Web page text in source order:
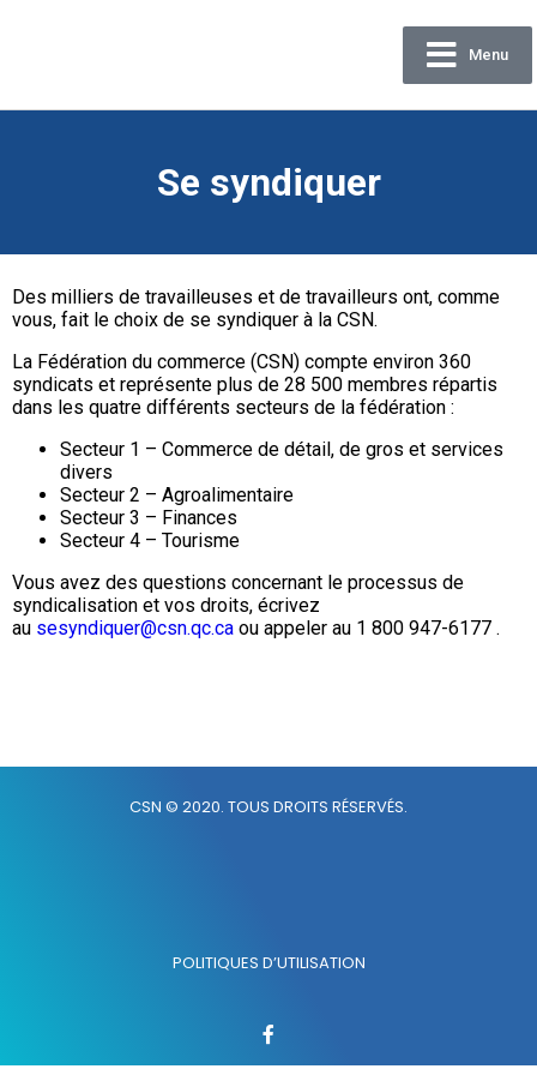
Menu
Se syndiquer
Des milliers de travailleuses et de travailleurs ont, comme
vous, fait le choix de se syndiquer à la CSN.
La Fédération du commerce (CSN) compte environ 360
syndicats et représente plus de 28 500 membres répartis
dans les quatre différents secteurs de la fédération :
Secteur 1 – Commerce de détail, de gros et services
divers
Secteur 2 – Agroalimentaire
Secteur 3 – Finances
Secteur 4 – Tourisme
Vous avez des questions concernant le processus de
syndicalisation et vos droits, écrivez
au sesyndiquer@csn.qc.ca ou appeler au 1 800 947-6177 .
CSN © 2020. TOUS DROITS RÉSERVÉS.
POLITIQUES D’UTILISATION